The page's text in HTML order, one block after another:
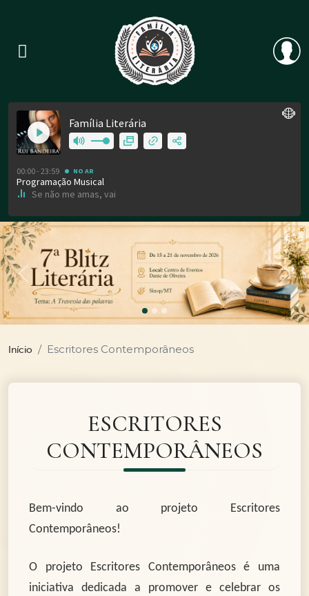
Previous
Início Escritores Contemporâneos
ESCRITORES
CONTEMPORÂNEOS
Bem-vindo ao projeto Escritores
Contemporâneos!
O projeto Escritores Contemporâneos é uma
iniciativa dedicada a promover e celebrar os